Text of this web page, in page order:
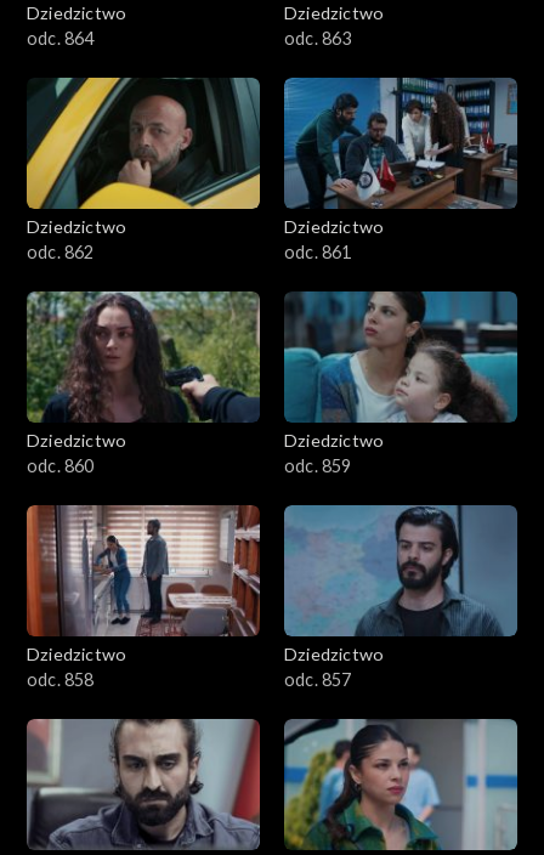
Dziedzictwo
odc. 864
Dziedzictwo
odc. 863
Dziedzictwo
odc. 862
Dziedzictwo
odc. 861
Dziedzictwo
odc. 860
Dziedzictwo
odc. 859
Dziedzictwo
odc. 858
Dziedzictwo
odc. 857